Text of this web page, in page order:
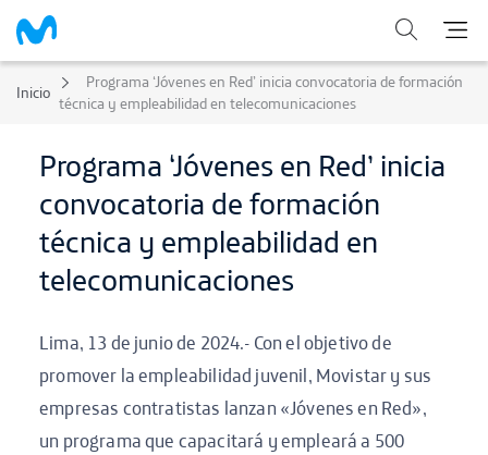
Inicio
Programa ‘Jóvenes en Red’ inicia convocatoria de formación
técnica y empleabilidad en telecomunicaciones
Programa ‘Jóvenes en Red’ inicia
convocatoria de formación
técnica y empleabilidad en
telecomunicaciones
Lima, 13 de junio de 2024.- Con el objetivo de
promover la empleabilidad juvenil, Movistar y sus
empresas contratistas lanzan «Jóvenes en Red»,
un programa que capacitará y empleará a 500